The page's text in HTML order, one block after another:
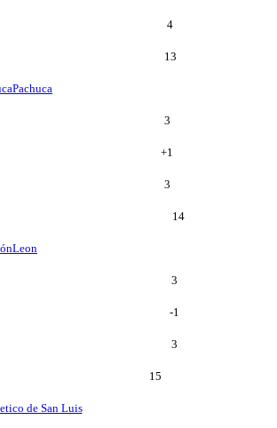
4
13
Pachuca
3
+1
3
14
Leon
3
-1
3
15
de San Luis